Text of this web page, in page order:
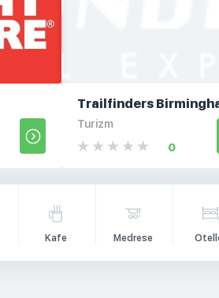
Trailfinders
Turizm
0
Kafe Medrese